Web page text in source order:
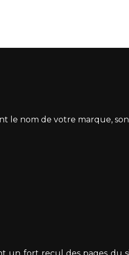
le nom de votre marque,